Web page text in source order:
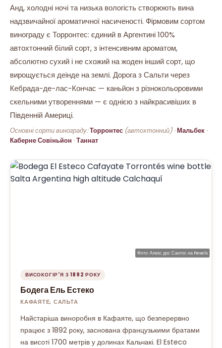
Анд, холодні ночі та низька вологість створюють вина
надзвичайної ароматичної насиченості. Фірмовим сортом
винограду є Торронтес: єдиний в Аргентині 100%
автохтонний білий сорт, з інтенсивним ароматом,
абсолютно сухий і не схожий на жоден інший сорт, що
вирощується деінде на землі. Дорога з Сальти через
Кебрада-де-лас-Кончас — каньйон з різнокольоровими
скельними утвореннями — є однією з найкрасивіших в
Південній Америці.
Основні сорти винограду:Торронтес (автохтонний) ·Мальбек ·
Каберне Совіньйон ·Таннат
Фото:Алекс дос Сантос на Pexels
ВИСОКОГІР'Я З 1892 РОКУ
Бодега Ель Естеко
КАФАЯТЕ, САЛЬТА
Найстаріша виноробня в Кафаяте, що безперервно
працює з 1892 року, заснована французькими братами
на висоті 1700 метрів у долинах Кальчакі. El Esteco